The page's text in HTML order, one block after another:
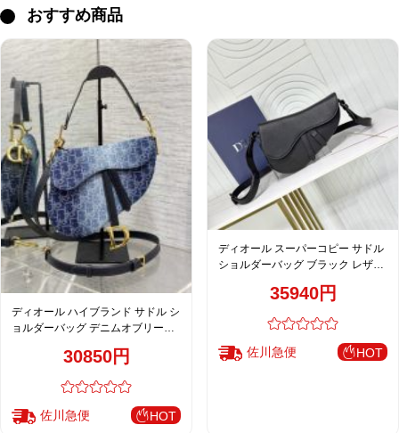
おすすめ商品
ディオール ハイブランド サドル シ
ョルダーバッグ デニムオブリーク
30850円
佐川急便 HOT
ディオール スーパーコピー サドル
ショルダーバッグ ブラック レザー
35940円
佐川急便 HOT